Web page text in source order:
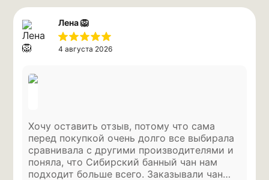
Лена 🦁
4 августа 2026
Хочу оставить отзыв, потому что сама
перед покупкой очень долго все выбирала
сравнивала с другими производителями и
поняла, что Сибирский банный чан нам
подходит больше всего. Заказывали чан
видео о возможностях
приложения
Длительность 01:01 сек